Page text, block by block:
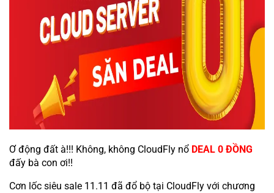
Ơ động đất à!!! Không, không CloudFly nổ DEAL 0 ĐỒNG
đấy bà con ơi!!
Cơn lốc siêu sale 11.11 đã đổ bộ tại CloudFly với chương